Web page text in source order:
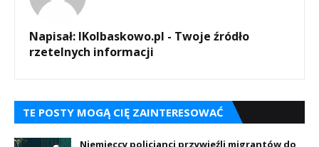
Napisał: IKolbaskowo.pl - Twoje źródło
rzetelnych informacji
TE POSTY MOGĄ CIĘ ZAINTERESOWAĆ